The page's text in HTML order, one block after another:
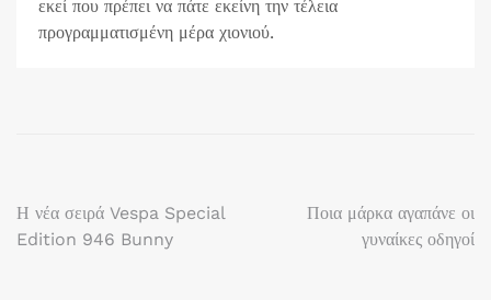
εκεί που πρέπει να πάτε εκείνη την τέλεια
προγραμματισμένη μέρα χιονιού.
Πλοήγηση
Η νέα σειρά Vespa Special
Edition 946 Bunny
Ποια μάρκα αγαπάνε οι
γυναίκες οδηγοί